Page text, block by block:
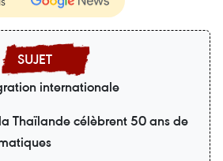
internationale
Thaïlande célèbrent 50 ans de